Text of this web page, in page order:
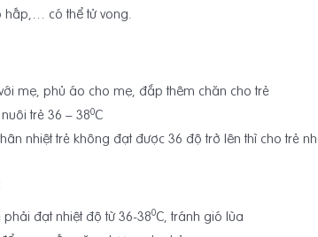
hấp,… có thể tử vong.
mẹ, phủ áo cho mẹ, đắp thêm chăn cho trẻ
trẻ 36 – 380C
nhiệt trẻ không đạt được 36 độ trở lên thì cho trẻ
đạt nhiệt độ từ 36-380C, tránh gió lùa